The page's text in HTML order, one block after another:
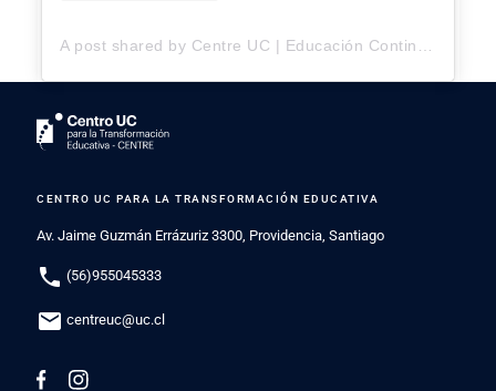
CENTRO UC PARA LA TRANSFORMACIÓN EDUCATIVA
Av. Jaime Guzmán Errázuriz 3300, Providencia, Santiago
phone (56)955045333
mail centreuc@uc.cl